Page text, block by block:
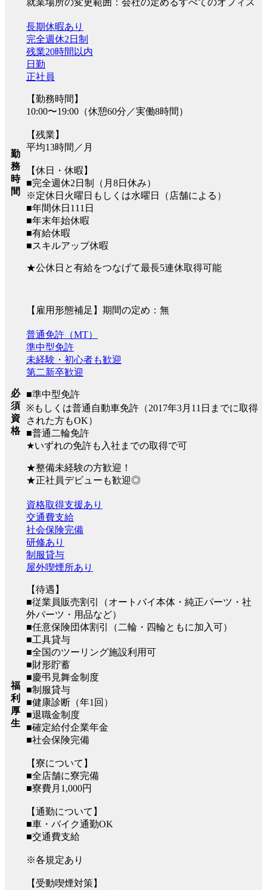
就業場所の変更範囲：会社の定めるすべてのオフィス
勤
務
時
間
長期休暇あり
完全週休2日制
残業20時間以内
日勤
正社員
【勤務時間】
10:00〜19:00（休憩60分／実働8時間）
【残業】
平均13時間／月
【休日・休暇】
■完全週休2日制（月8日休み）
※定休日火曜日もしくは水曜日（店舗による）
■年間休日111日
■年末年始休暇
■有給休暇
■スキルアップ休暇
★公休日と有給をつなげて最長5連休取得可能
【雇用形態補足】期間の定め：無
必
須
資
格
普通免許（MT）
準中型免許
未経験・初心者も歓迎
第二新卒歓迎
■準中型免許
※もしくは普通自動車免許（2017年3月11日までに取得
された方もOK）
■普通二輪免許
★いずれの免許も入社までの取得で可
★整備未経験の方歓迎！
★正社員デビューも歓迎◎
福
利
厚
生
資格取得支援あり
交通費支給
社会保険完備
研修あり
制服貸与
屋外喫煙所あり
【待遇】
■従業員販売割引（オートバイ本体・純正パーツ・社
外パーツ・用品など）
■任意保険団体割引（二輪・四輪ともに加入可）
■工具貸与
■全国のツーリング施設利用可
■財形貯蓄
■慶弔見舞金制度
■制服貸与
■健康診断（年1回）
■退職金制度
■確定給付企業年金
■社会保険完備
【寮について】
■全店舗に寮完備
■寮費月1,000円
【通勤について】
■車・バイク通勤OK
■交通費支給
※各規定あり
【受動喫煙対策】